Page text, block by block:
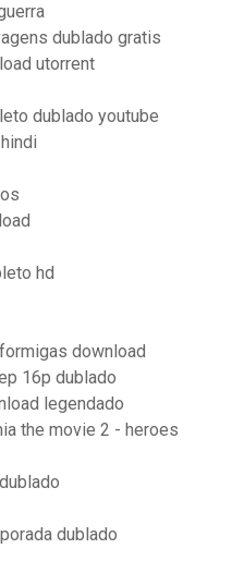
dublado gratis
utorrent
dublado youtube
hd
download
16p dublado
legendado
the movie 2 - heroes
dublado